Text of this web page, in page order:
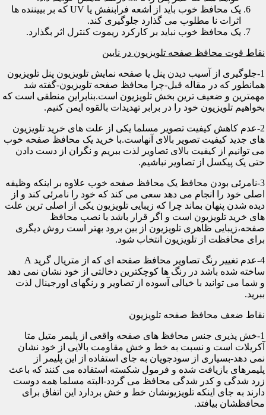
یک محافظ خوب باید از اشعه فرابنفش یا UV که بر بییننده ها
اثرات نا مطلوب می گذارد جلوگیری کند.
یک محافظ خوب نباید بر کارکرد ریموت کنترل اثر بگذارد.
نقاط قوت محافظ صفحه تلویزیون در نایین
1-جلوگیری از آسیب دیدن پنل یا صفحه نمایش تلویزیون پنل تلویزیون
همانطور که در مقاله قبل-چرا محافظ صفحه تلویزیون-گفته شد
مهمترین و ضعیف ترین بخش تلویزیون است.بنابراین منطقی است که
بخواهیم تلویزیون خود را در برابر تهدیدات بالقوه ایمن کنیم.
2-عدم کاهش کیفیت تصویر مسلما یکی از علت های خرید تلویزیون
های جدید کیفیت تصویر بالای آنهاست.با خرید یک محافظ صفحه خوب
می توانیم از کیفیت بالای تصاویر لذت ببریم و نگران از دست دادن
حتی یک پیکسل از تصاویر نباشیم.
3-نامرئی بودن محافظ یک محافظ صفحه خوب علاوه بر اینکه وظیفه
اصلی خود را انجام می دهد سعی می کند که خود را نامرئی کند و از
دیده شدن پنهان بماند چرا که زیبایی تلویزیون یکی از اصلی ترین علت
های خرید تلویزیون است و اگر قرار باشد با نصب محافظ
صفحه،زیبایی ظاهری تلویزیون از بین برود بهتر است روش دیگری
برای محافظت از تلویزیون انتخاب شود.
4-عدم تغییر رنگ تصاویر محافظ صفحه ای که از متریال گرید A
ساخته شده باشد در رنگ ها کوچکترین دخالتی از خود نشان نمی دهد
و شما می توانید با خیالی آسوده از تصاویر و رنگهای اورجینال لذت
ببرید.
نقاط ضعف محافظ صفحه تلویزیون
1-خش پذیری جنس محافظ های صفحه واقعی از پلیمر متیل متا
آکریلات است و نسبت به خط و خش مقاومت بالایی از خود نشان
نمی دهد-بسیاری از سودجویان به جای استفاده از این پلیمر از
پلیمرهای بازیافت شده و فرمول شکسته استفاده می کنند که باعث
زرد شدگی و کدر شدگی محافظ می گردد-البته مسلما همه دوست
دارند به جای اینکه تلویزیونشان خط و خش بردارد این اتفاق برای
محافظشان بیافتد.